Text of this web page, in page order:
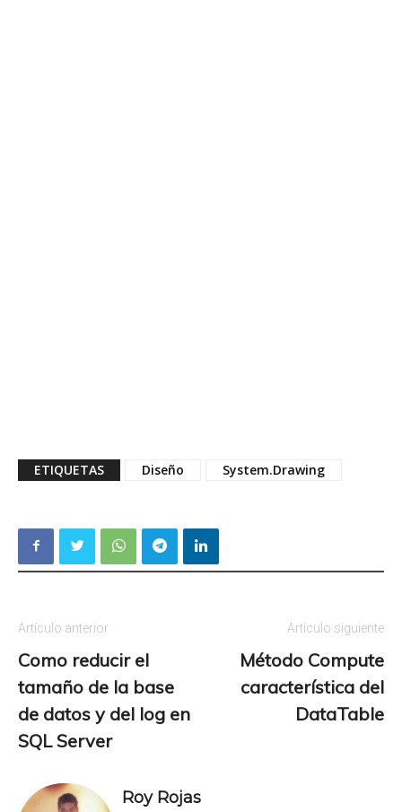
ETIQUETAS Diseño System.Drawing
Artículo anterior
Como reducir el
tamaño de la base
de datos y del log en
SQL Server
Artículo siguiente
Método Compute
característica del
DataTable
Roy Rojas